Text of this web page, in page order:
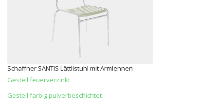
Schaffner SÄNTIS Lättlistuhl mit Armlehnen
Gestell feuerverzinkt
Gestell farbig pulverbeschichtet